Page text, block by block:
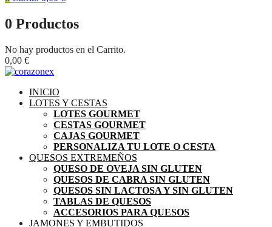
0 Productos
No hay productos en el Carrito.
0,00 €
INICIO
LOTES Y CESTAS
LOTES GOURMET
CESTAS GOURMET
CAJAS GOURMET
PERSONALIZA TU LOTE O CESTA
QUESOS EXTREMEÑOS
QUESO DE OVEJA SIN GLUTEN
QUESOS DE CABRA SIN GLUTEN
QUESOS SIN LACTOSA Y SIN GLUTEN
TABLAS DE QUESOS
ACCESORIOS PARA QUESOS
JAMONES Y EMBUTIDOS